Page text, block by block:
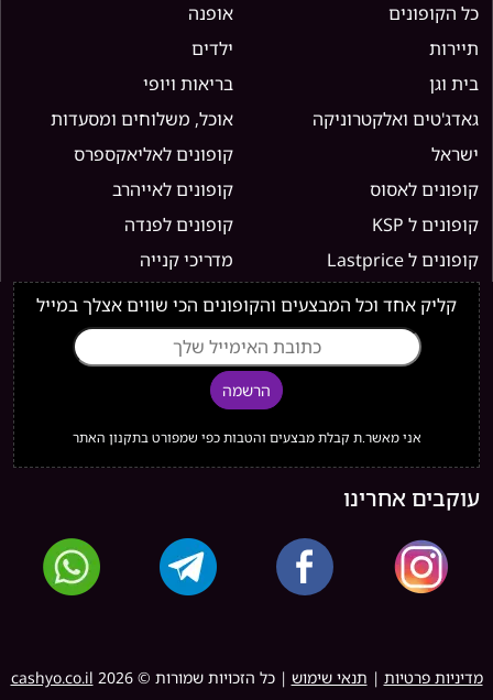
כל הקופונים
אופנה
תיירות
ילדים
בית וגן
בריאות ויופי
גאדג'טים ואלקטרוניקה
אוכל, משלוחים ומסעדות
ישראל
קופונים לאליאקספרס
קופונים לאסוס
קופונים לאייהרב
קופונים ל KSP
קופונים לפנדה
קופונים ל Lastprice
מדריכי קנייה
קליק אחד וכל המבצעים והקופונים הכי שווים אצלך במייל
הרשמה
אני מאשר.ת קבלת מבצעים והטבות כפי שמפורט בתקנון האתר
עוקבים אחרינו
מדיניות פרטיות | תנאי שימוש | כל הזכויות שמורות © cashyo.co.il 2026